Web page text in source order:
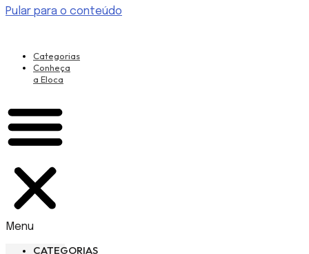
Pular para o conteúdo
Categorias
Conheça
a Eloca
Menu
CATEGORIAS